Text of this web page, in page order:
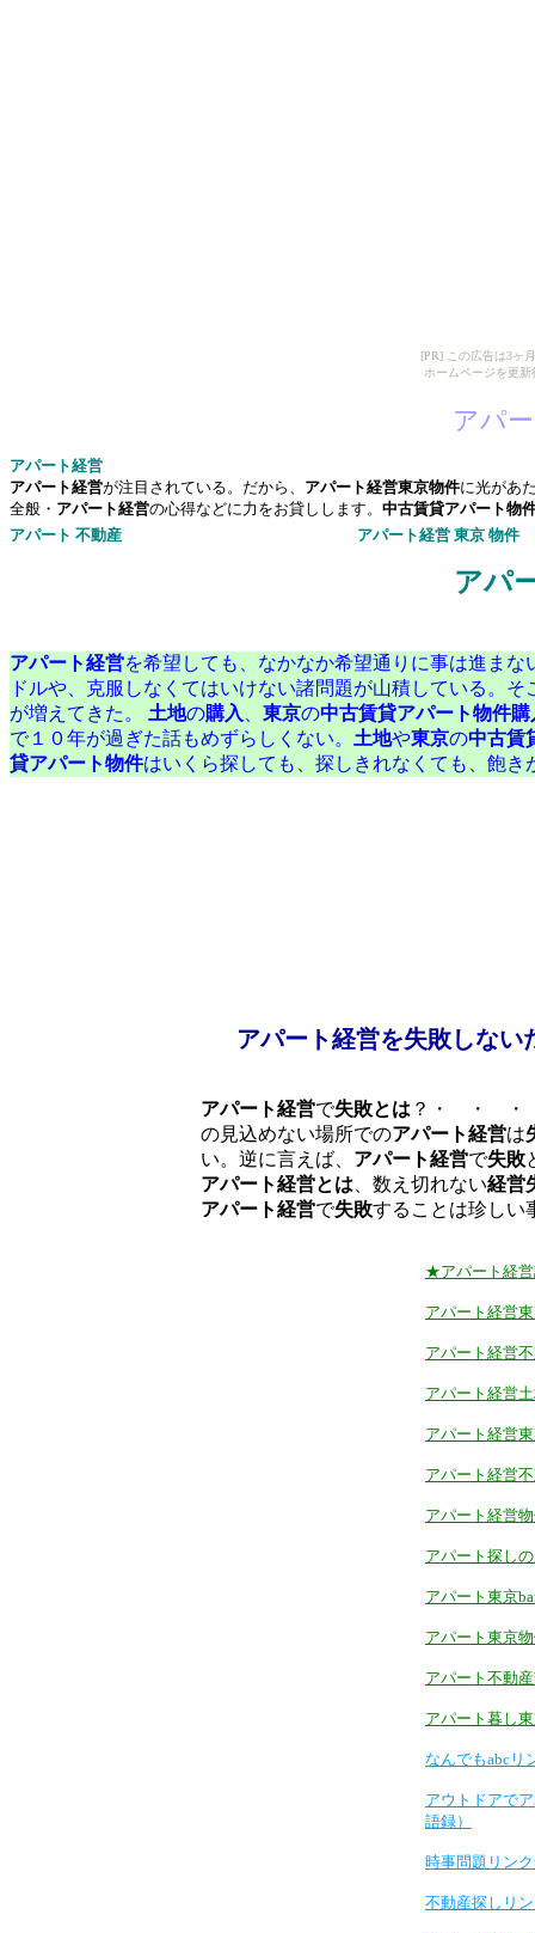
[PR] この広告は3ヶ
ホームページを更
アパ
アパート経営
アパート経営が注目されている。だから、 アパート経営東京物件に光があ
全般・ アパート経営の心得などに力をお貸しします。 中古賃貸アパート物
アパート 不動産
アパート経営 東京 物件
アパ
アパート経営を希望しても、なかなか希望通りに事は進まな
ドルや、克服しなくてはいけない諸問題が山積している。そ
が増えてきた。 土地の購入、 東京の中古賃貸アパート物件購
で１０年が過ぎた話もめずらしくない。 土地や東京の中古賃
貸アパート物件はいくら探しても、探しきれなくても、飽き
アパート経営を失敗しない
アパート経営で失敗とは ？・ ・
の見込めない場所でのアパート経営は
い。逆に言えば、 アパート経営で失敗
アパート経営とは、数え切れない経営
アパート経営で失敗することは珍しい
★アパート経
アパート経営
アパート経営
アパート経営
アパート経営
アパート経営
アパート経営
アパート探し
アパート東京
アパート東京
アパート不動産
アパート暮し
なんでもabcリ
アウトドアで
語録）
時事問題リン
不動産探しリ